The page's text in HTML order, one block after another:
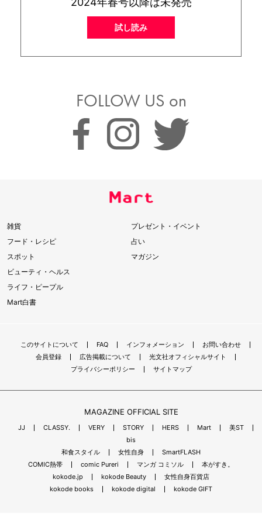
試し読み
FOLLOW US on
雑貨
フード・レシピ
スポット
ビューティ・ヘルス
ライフ・ピープル
Mart白書
プレゼント・イベント
占い
マガジン
このサイトについて FAQ インフォメーション
お問い合わせ
会員登録
広告掲載について
光文社オフィシャルサイト
プライバシーポリシー
サイトマップ
MAGAZINE OFFICIAL SITE
JJ CLASSY. VERY STORY HERS Mart
美ST
bis
和食スタイル
女性自身
SmartFLASH
COMIC熱帯
comic Pureri マンガ コミソル
本がすき。
kokode.jp
kokode Beauty
女性自身百貨店
kokode books
kokode digital kokode GIFT